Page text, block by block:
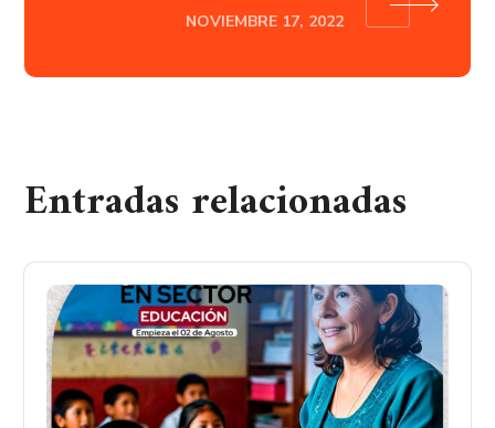
NOVIEMBRE 17, 2022
Entradas relacionadas